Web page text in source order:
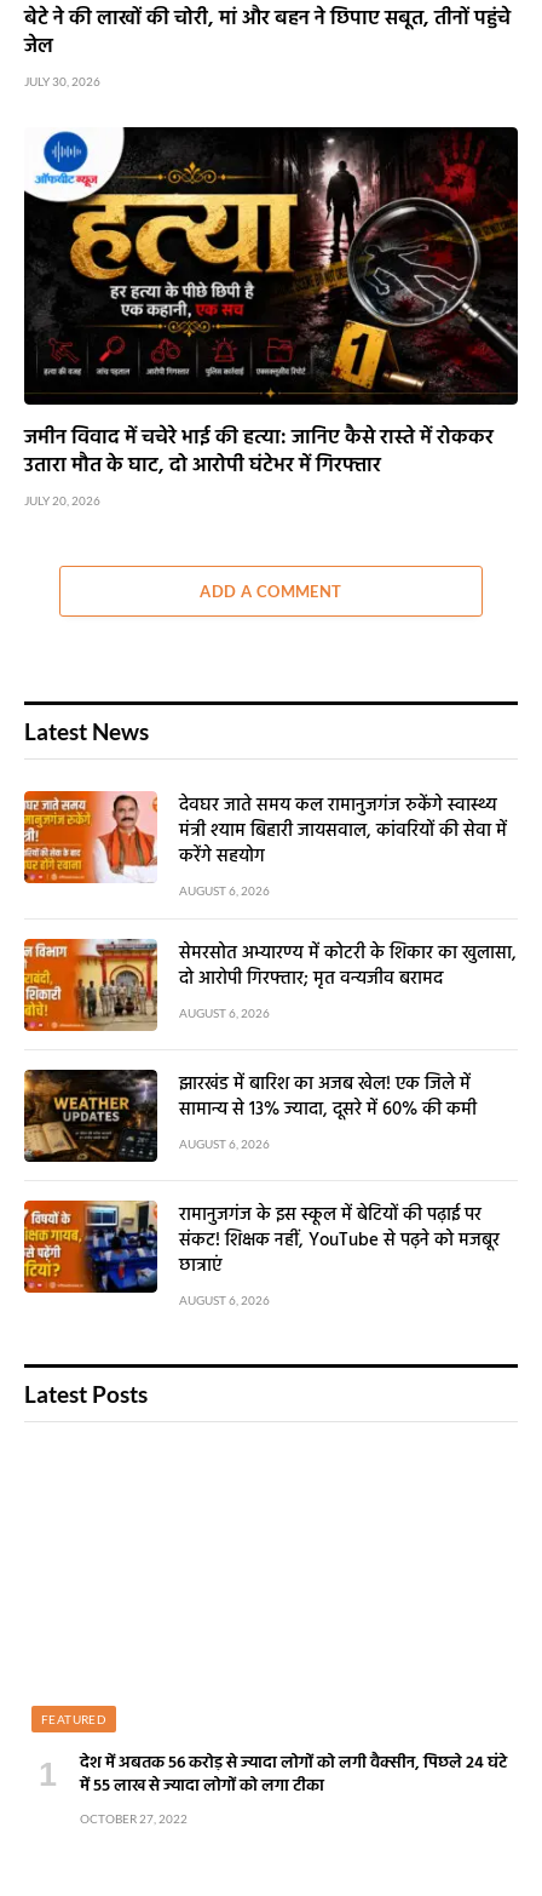
बेटे ने की लाखों की चोरी, मां और बहन ने छिपाए सबूत, तीनों पहुंचे
जेल
JULY 30, 2026
जमीन विवाद में चचेरे भाई की हत्या: जानिए कैसे रास्ते में रोककर
उतारा मौत के घाट, दो आरोपी घंटेभर में गिरफ्तार
JULY 20, 2026
ADD A COMMENT
Latest News
देवघर जाते समय कल रामानुजगंज रुकेंगे स्वास्थ्य
मंत्री श्याम बिहारी जायसवाल, कांवरियों की सेवा में
करेंगे सहयोग
AUGUST 6, 2026
सेमरसोत अभ्यारण्य में कोटरी के शिकार का खुलासा,
दो आरोपी गिरफ्तार; मृत वन्यजीव बरामद
AUGUST 6, 2026
झारखंड में बारिश का अजब खेल! एक जिले में
सामान्य से 13% ज्यादा, दूसरे में 60% की कमी
AUGUST 6, 2026
रामानुजगंज के इस स्कूल में बेटियों की पढ़ाई पर
संकट! शिक्षक नहीं, YouTube से पढ़ने को मजबूर
छात्राएं
AUGUST 6, 2026
Latest Posts
FEATURED
देश में अबतक 56 करोड़ से ज्यादा लोगों को लगी वैक्सीन, पिछले 24 घंटे
में 55 लाख से ज्यादा लोगों को लगा टीका
OCTOBER 27, 2022